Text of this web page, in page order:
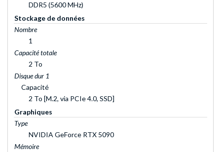
DDR5 (5600 MHz)
Stockage de données
Nombre
1
Capacité totale
2 To
Disque dur 1
Capacité
2 To [M.2, via PCIe 4.0, SSD]
Graphiques
Type
NVIDIA GeForce RTX 5090
Mémoire